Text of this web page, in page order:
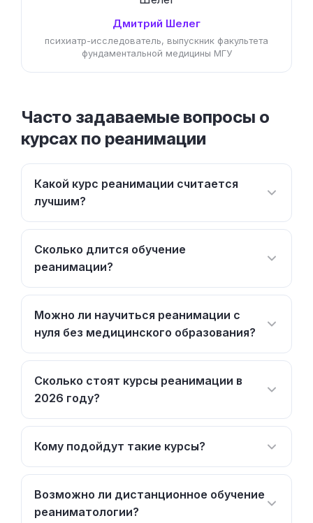
Дмитрий Шелег
психиатр-исследователь, выпускник факультета
фундаментальной медицины МГУ
Часто задаваемые вопросы о
курсах по реанимации
Какой курс реанимации считается
лучшим?
Сколько длится обучение
реанимации?
Можно ли научиться реанимации с
нуля без медицинского образования?
Сколько стоят курсы реанимации в
2026 году?
Кому подойдут такие курсы?
Возможно ли дистанционное обучение
реаниматологии?